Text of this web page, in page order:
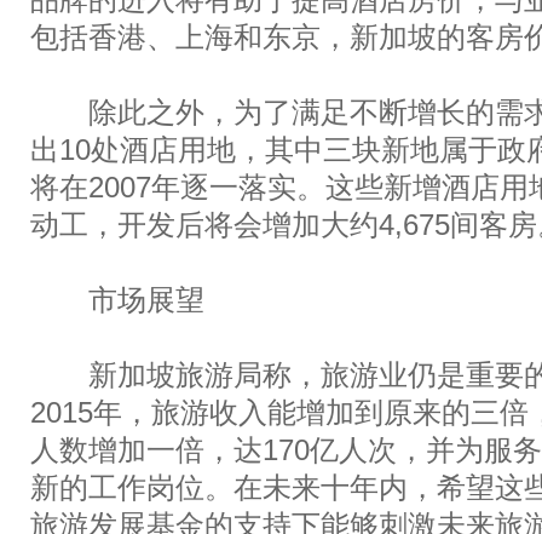
包括香港、上海和东京，新加坡的客房
除此之外，为了满足不断增长的需
出10处酒店用地，其中三块新地属于政
将在2007年逐一落实。这些新增酒店用
动工，开发后将会增加大约4,675间客
市场展望
新加坡旅游局称，旅游业仍是重要
2015年，旅游收入能增加到原来的三倍
人数增加一倍，达170亿人次，并为服
新的工作岗位。在未来十年内，希望这
旅游发展基金的支持下能够刺激未来旅